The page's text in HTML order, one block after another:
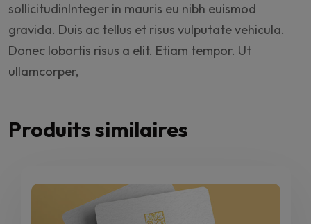
sollicitudinInteger in mauris eu nibh euismod
gravida. Duis ac tellus et risus vulputate vehicula.
Donec lobortis risus a elit. Etiam tempor. Ut
ullamcorper,
Produits similaires